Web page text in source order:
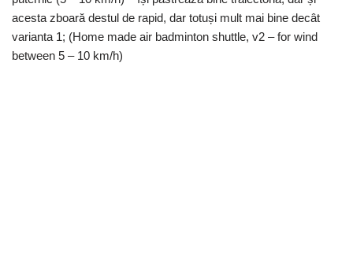
acesta zboară destul de rapid, dar totuși mult mai bine decât
varianta 1; (Home made air badminton shuttle, v2 – for wind
between 5 – 10 km/h)